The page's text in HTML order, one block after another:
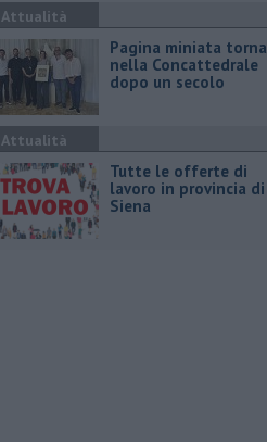
Attualità
Pagina miniata torna
nella Concattedrale
dopo un secolo
Attualità
​Tutte le offerte di
lavoro in provincia di
Siena